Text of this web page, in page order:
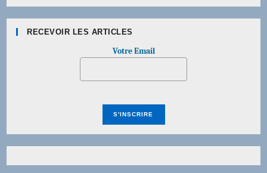
RECEVOIR LES ARTICLES
Votre Email